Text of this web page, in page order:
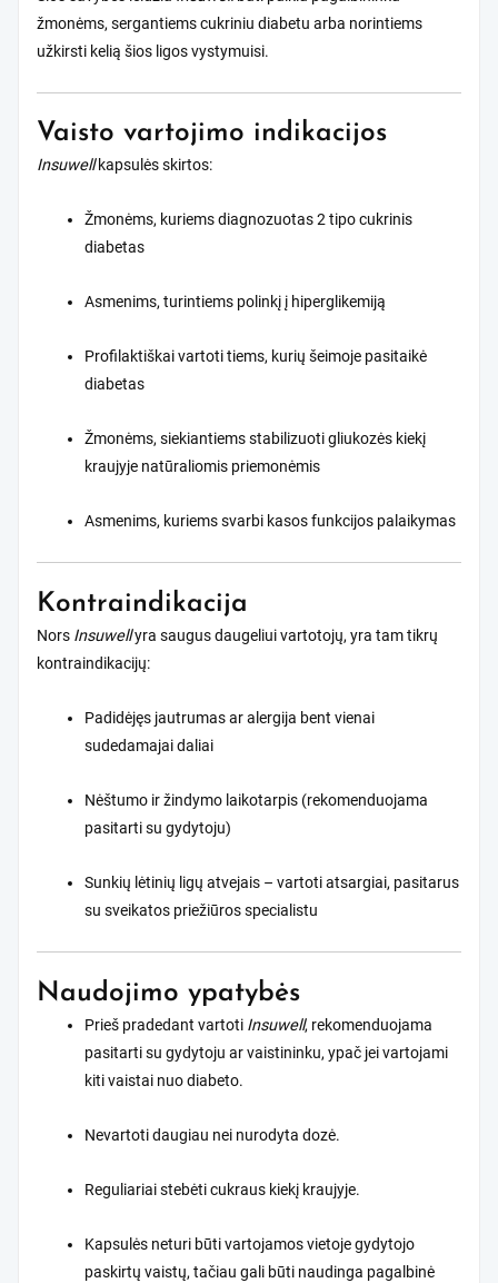
žmonėms, sergantiems cukriniu diabetu arba norintiems
užkirsti kelią šios ligos vystymuisi.
Vaisto vartojimo indikacijos
Insuwellkapsulės skirtos:
Žmonėms, kuriems diagnozuotas 2 tipo cukrinis
diabetas
Asmenims, turintiems polinkį į hiperglikemiją
Profilaktiškai vartoti tiems, kurių šeimoje pasitaikė
diabetas
Žmonėms, siekiantiems stabilizuoti gliukozės kiekį
kraujyje natūraliomis priemonėmis
Asmenims, kuriems svarbi kasos funkcijos palaikymas
Kontraindikacija
Nors Insuwellyra saugus daugeliui vartotojų, yra tam tikrų
kontraindikacijų:
Padidėjęs jautrumas ar alergija bent vienai
sudedamajai daliai
Nėštumo ir žindymo laikotarpis (rekomenduojama
pasitarti su gydytoju)
Sunkių lėtinių ligų atvejais – vartoti atsargiai, pasitarus
su sveikatos priežiūros specialistu
Naudojimo ypatybės
Prieš pradedant vartoti Insuwell, rekomenduojama
pasitarti su gydytoju ar vaistininku, ypač jei vartojami
kiti vaistai nuo diabeto.
Nevartoti daugiau nei nurodyta dozė.
Reguliariai stebėti cukraus kiekį kraujyje.
Kapsulės neturi būti vartojamos vietoje gydytojo
paskirtų vaistų, tačiau gali būti naudinga pagalbinė